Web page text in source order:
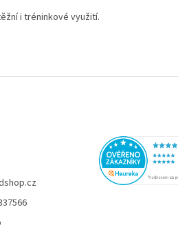
i tréninkové využití.